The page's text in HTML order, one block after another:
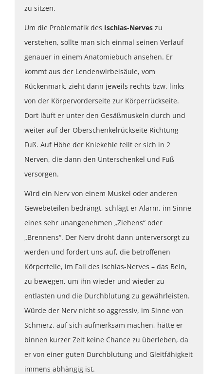
zu sitzen.
Um die Problematik des Ischias-Nerves zu
verstehen, sollte man sich einmal seinen Verlauf
genauer in einem Anatomiebuch ansehen. Er
kommt aus der Lendenwirbelsäule, vom
Rückenmark, zieht dann jeweils rechts bzw. links
von der Körpervorderseite zur Körperrückseite.
Dort läuft er unter den Gesäßmuskeln durch und
weiter auf der Oberschenkelrückseite Richtung
Fuß. Auf Höhe der Kniekehle teilt er sich in 2
Nerven, die dann den Unterschenkel und Fuß
versorgen.
Wird ein Nerv von einem Muskel oder anderen
Gewebeteilen bedrängt, schlägt er Alarm, im Sinne
eines sehr unangenehmen „Ziehens“ oder
„Brennens“. Der Nerv droht dann unterversorgt zu
werden und fordert uns auf, die betroffenen
Körperteile, im Fall des Ischias-Nerves – das Bein,
zu bewegen, um ihn wieder und wieder zu
entlasten und die Durchblutung zu gewährleisten.
Würde der Nerv nicht so aggressiv, im Sinne von
Schmerz, auf sich aufmerksam machen, hätte er
binnen kurzer Zeit keine Chance zu überleben, da
er von einer guten Durchblutung und Gleitfähigkeit
immens abhängig ist.